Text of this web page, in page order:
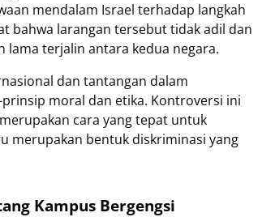
mendalam Israel terhadap langkah
bahwa larangan tersebut tidak adil dan
terjalin antara kedua negara.
dan tantangan dalam
moral dan etika. Kontroversi ini
cara yang tepat untuk
merupakan bentuk diskriminasi yang
Kampus Bergengsi